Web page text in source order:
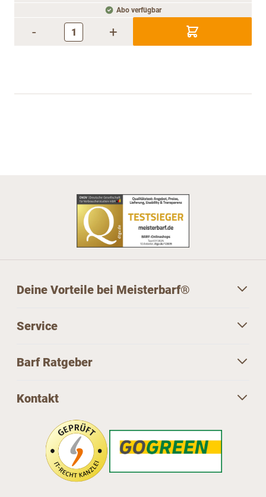
Abo verfügbar
- +
Deine Vorteile bei Meisterbarf®
Service
Barf Ratgeber
Kontakt